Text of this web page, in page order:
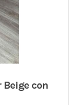
Beige con